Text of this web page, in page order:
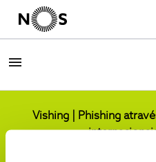
Vishing | Phishing